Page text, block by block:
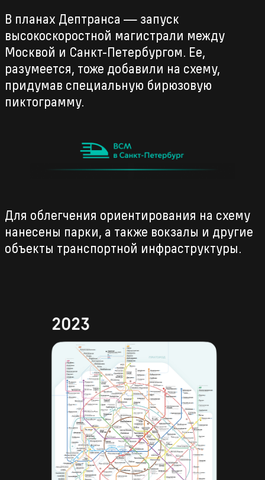
В планах Дептранса — запуск
высокоскоростной магистрали между
Москвой и Санкт-Петербургом. Ее,
разумеется, тоже добавили на схему,
придумав специальную бирюзовую
пиктограмму.
Для облегчения ориентирования на схему
нанесены парки, а также вокзалы и другие
объекты транспортной инфраструктуры.